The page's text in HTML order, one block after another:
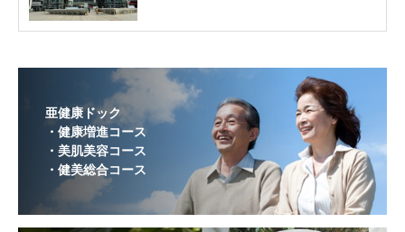
亜健康ドック
・健康増進コース
・美肌美容コース
・健美総合コース